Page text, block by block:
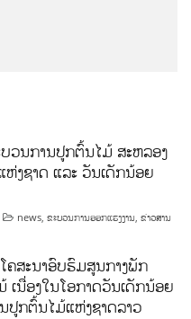
ບວນການປູກຕົ້ນໄມ້ ສະຫລອງ
ງຊາດ ແລະ ວັນເດັກນ້ອຍ
news,ຂະບວນການອອກແຮງງານ,ຂ່າວສານ
ຄສະນາອົບຮົມສູນກາງພັກ
ເນື່ອງໃນໂອກາດວັນເດັກນ້ອຍ
ປູກຕົ້ນໄມ້ແຫ່ງຊາດລາວ